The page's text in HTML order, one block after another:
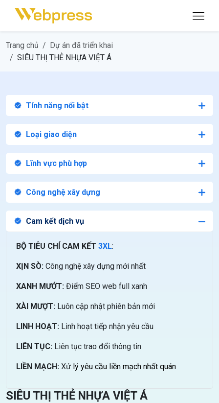
Trang chủ
Dự án đã triển khai
SIÊU THỊ THẺ NHỰA VIỆT Á
Tính năng nổi bật
Loại giao diện
Lĩnh vực phù hợp
Công nghệ xây dựng
Cam kết dịch vụ
BỘ TIÊU CHÍ CAM KẾT 3XL:
XỊN SÒ: Công nghệ xây dựng mới nhất
XANH MƯỚT: Điểm SEO web full xanh
XÀI MƯỢT: Luôn cập nhật phiên bản mới
LINH HOẠT: Linh hoạt tiếp nhận yêu cầu
LIÊN TỤC: Liên tục trao đổi thông tin
LIỀN MẠCH: Xử lý yêu cầu liền mạch nhất quán
SIÊU THỊ THẺ NHỰA VIỆT Á